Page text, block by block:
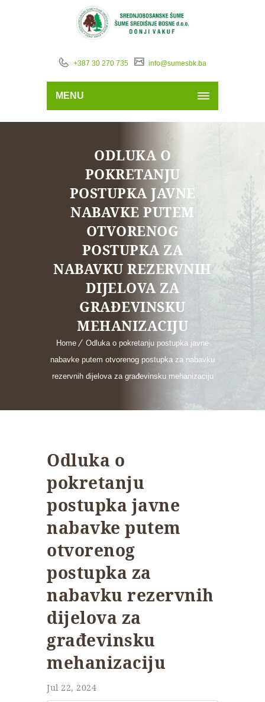
+387 30 270 735 info@sumesbk.ba
MENU
ODLUKA O
POKRETANJU
POSTUPKA JAVNE
NABAVKE PUTEM
OTVORENOG
POSTUPKA ZA
NABAVKU REZERVNIH
DIJELOVA ZA
GRAĐEVINSKU
MEHANIZACIJU
Home
Odluka o pokretanju postupka javne
nabavke putem otvorenog postupka za nabavku
rezervnih dijelova za građevinsku mehanizaciju
Odluka o
pokretanju
postupka javne
nabavke putem
otvorenog
postupka za
nabavku rezervnih
dijelova za
građevinsku
mehanizaciju
Jul 22, 2024